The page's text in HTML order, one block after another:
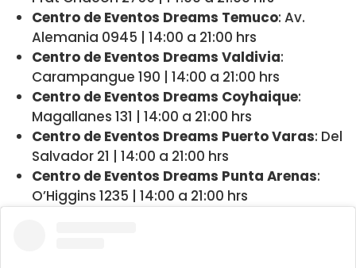
Centro de Eventos Dreams Temuco: Av.
Alemania 0945 | 14:00 a 21:00 hrs
Centro de Eventos Dreams Valdivia:
Carampangue 190 | 14:00 a 21:00 hrs
Centro de Eventos Dreams Coyhaique:
Magallanes 131 | 14:00 a 21:00 hrs
Centro de Eventos Dreams Puerto Varas: Del
Salvador 21 | 14:00 a 21:00 hrs
Centro de Eventos Dreams Punta Arenas:
O’Higgins 1235 | 14:00 a 21:00 hrs